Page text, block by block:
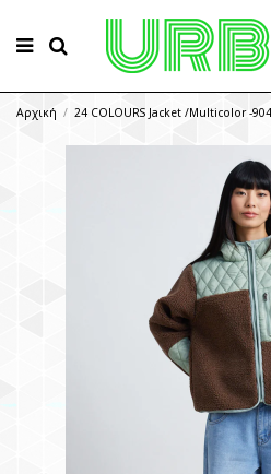
Αρχική 24 COLOURS Jacket /Multicolor -